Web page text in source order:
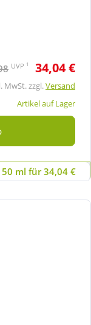
UVP 1 34,04 €
MwSt. zzgl.Versand
Artikel auf Lager
ml für 34,04 €